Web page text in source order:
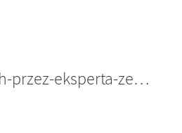
zal-nr-2-kontrola-robot-budowlanych-przez-eksperta-zewnetrznego.doc